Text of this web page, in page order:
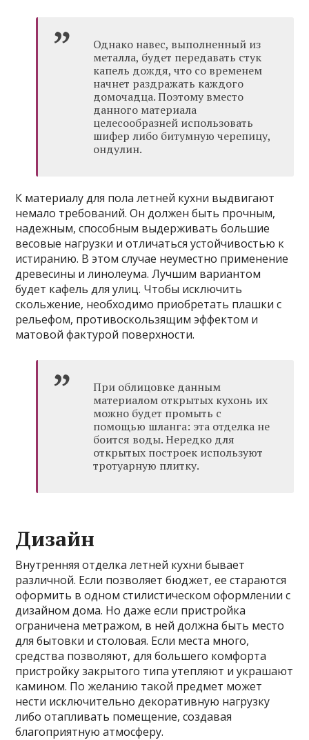
Однако навес, выполненный из
металла, будет передавать стук
капель дождя, что со временем
начнет раздражать каждого
домочадца. Поэтому вместо
данного материала
целесообразней использовать
шифер либо битумную черепицу,
ондулин.
К материалу для пола летней кухни выдвигают
немало требований. Он должен быть прочным,
надежным, способным выдерживать большие
весовые нагрузки и отличаться устойчивостью к
истиранию. В этом случае неуместно применение
древесины и линолеума. Лучшим вариантом
будет кафель для улиц. Чтобы исключить
скольжение, необходимо приобретать плашки с
рельефом, противоскользящим эффектом и
матовой фактурой поверхности.
При облицовке данным
материалом открытых кухонь их
можно будет промыть с
помощью шланга: эта отделка не
боится воды. Нередко для
открытых построек используют
тротуарную плитку.
Дизайн
Внутренняя отделка летней кухни бывает
различной. Если позволяет бюджет, ее стараются
оформить в одном стилистическом оформлении с
дизайном дома. Но даже если пристройка
ограничена метражом, в ней должна быть место
для бытовки и столовая. Если места много,
средства позволяют, для большего комфорта
пристройку закрытого типа утепляют и украшают
камином. По желанию такой предмет может
нести исключительно декоративную нагрузку
либо отапливать помещение, создавая
благоприятную атмосферу.